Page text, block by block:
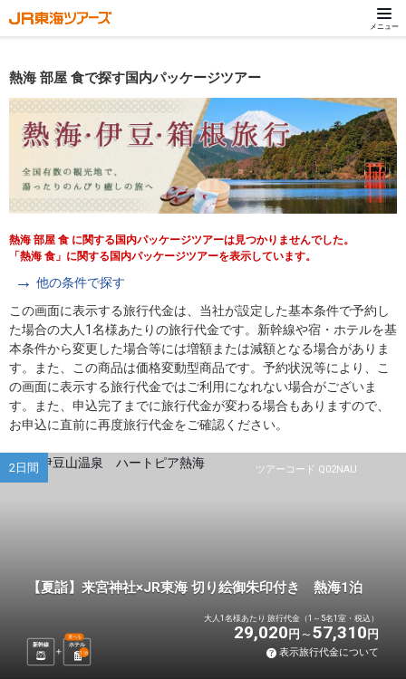
メニュー
熱海 部屋 食で探す国内パッケージツアー
熱海 部屋 食 に関する国内パッケージツアーは見つかりませんでした。
「熱海 食」に関する国内パッケージツアーを表示しています。
他の条件で探す
この画面に表示する旅行代金は、当社が設定した基本条件で予約し
た場合の大人1名様あたりの旅行代金です。新幹線や宿・ホテルを基
本条件から変更した場合等には増額または減額となる場合がありま
す。また、この商品は価格変動型商品です。予約状況等により、こ
の画面に表示する旅行代金ではご利用になれない場合がございま
す。また、申込完了までに旅行代金が変わる場合もありますので、
お申込に直前に再度旅行代金をご確認ください。
ツアーコード Q02NAU
2日間
【夏詣】来宮神社×JR東海 切り絵御朱印付き 熱海1泊
新幹線 ホテル
選べる
1 泊
大人1名様あたり 旅行代金（1～5名1室・税込）
29,020 円 57,310 円
表示旅行代金について